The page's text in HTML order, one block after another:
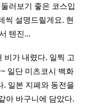
러보기 좋은 코스입
씩 설명드릴게요. 현
텐진…
비가 내렸다. 일찍 고
일단 미츠코시 백화
. 일본 지폐와 동전을
아 바구니에 담았다.